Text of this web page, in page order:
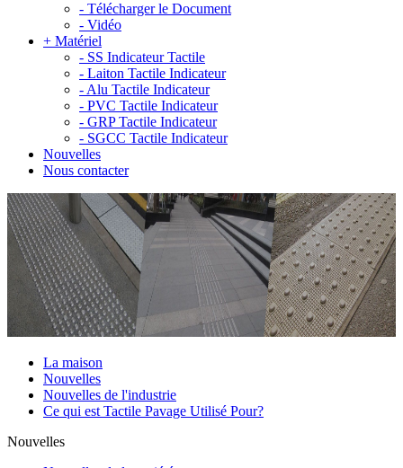
- Télécharger le Document
- Vidéo
+ Matériel
- SS Indicateur Tactile
- Laiton Tactile Indicateur
- Alu Tactile Indicateur
- PVC Tactile Indicateur
- GRP Tactile Indicateur
- SGCC Tactile Indicateur
Nouvelles
Nous contacter
La maison
Nouvelles
Nouvelles de l'industrie
Ce qui est Tactile Pavage Utilisé Pour?
Nouvelles